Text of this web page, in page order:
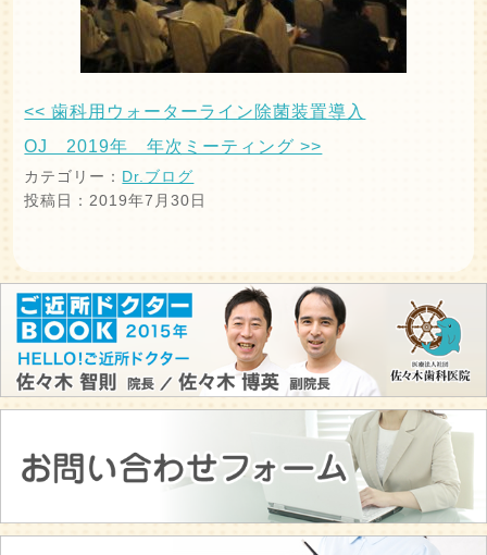
<< 歯科用ウォーターライン除菌装置導入
OJ 2019年 年次ミーティング >>
カテゴリー： Dr.ブログ
投稿日：2019年7月30日